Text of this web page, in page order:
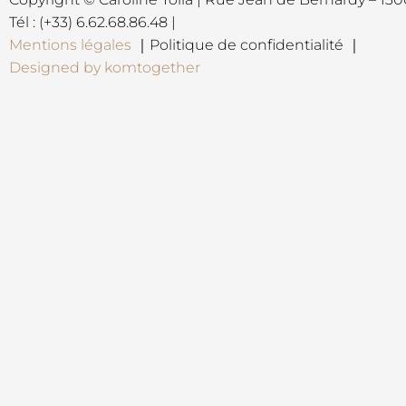
Tél : (+33) 6.62.68.86.48 |
Mentions légales ｜Politique de confidentialité ｜
Designed by komtogether